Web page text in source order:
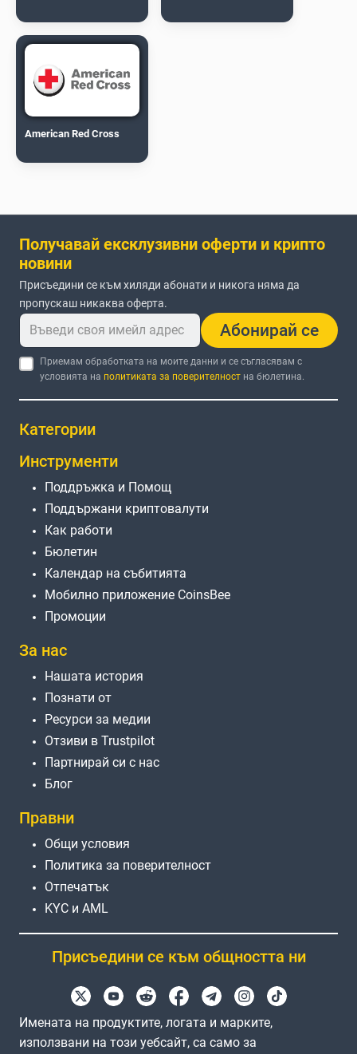
American Red Cross
Получавай ексклузивни оферти и крипто
новини
Присъедини се към хиляди абонати и никога няма да
пропускаш никаква оферта.
Абонирай се
Приемам обработката на моите данни и се съгласявам с
условията на политиката за поверителност на бюлетина.
Категории
Инструменти
Поддръжка и Помощ
Поддържани криптовалути
Как работи
Бюлетин
Календар на събитията
Мобилно приложение CoinsBee
Промоции
За нас
Нашата история
Познати от
Ресурси за медии
Отзиви в Trustpilot
Партнирай си с нас
Блог
Правни
Общи условия
Политика за поверителност
Отпечатък
KYC и AML
Присъедини се към общността ни
Имената на продуктите, логата и марките,
използвани на този уебсайт, са само за